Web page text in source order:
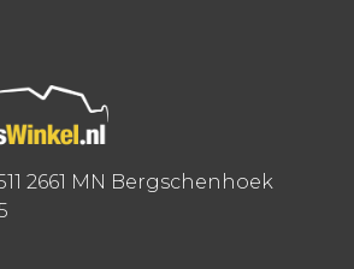
2661 MN Bergschenhoek